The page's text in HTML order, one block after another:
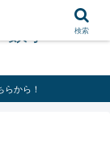
学
から！
検索